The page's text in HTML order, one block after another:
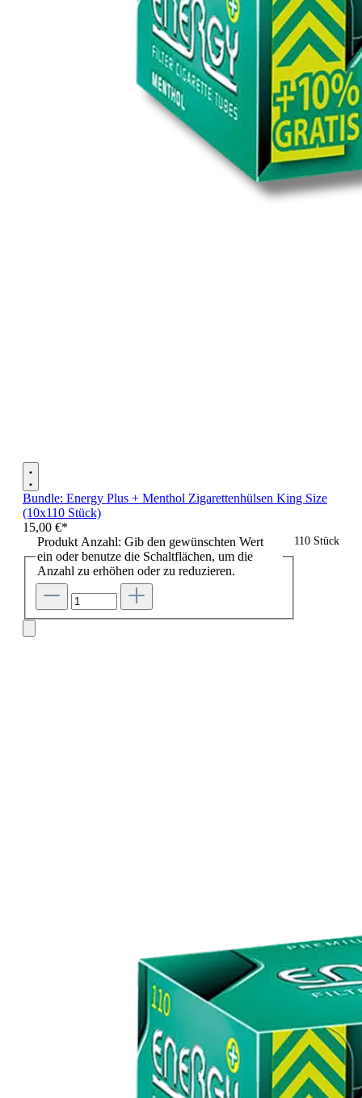
Bundle: Energy Plus + Menthol Zigarettenhülsen King Size
(10x110 Stück)
15,00 €*
110 Stück
Produkt Anzahl: Gib den gewünschten Wert
ein oder benutze die Schaltflächen, um die
Anzahl zu erhöhen oder zu reduzieren.